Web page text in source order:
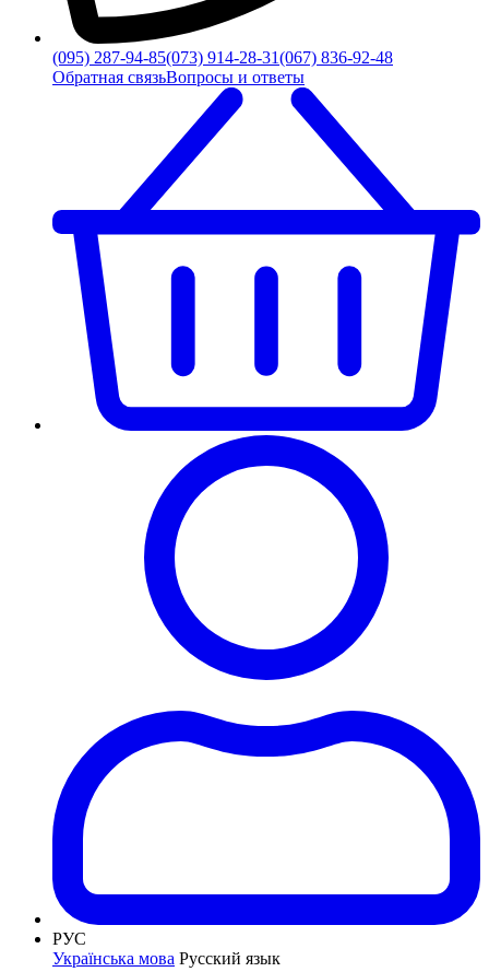
(095) 287-94-85(073) 914-28-31(067) 836-92-48
Обратная связьВопросы и ответы
РУС
Українська мова Русский язык